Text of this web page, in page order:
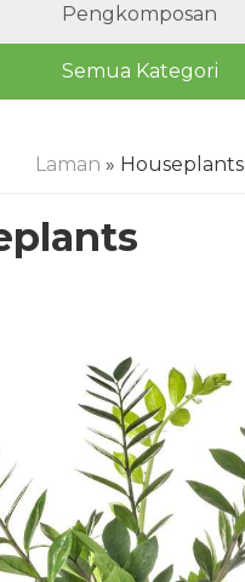
Pengkomposan
Semua Kategori
Laman » Houseplants